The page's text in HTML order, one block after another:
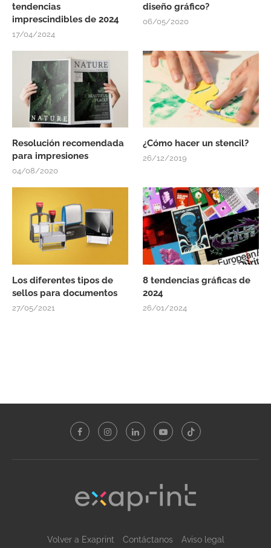
tendencias
imprescindibles de 2024
17/04/2024
diseño gráfico?
06/05/2020
Resolución recomendada
para impresiones
04/08/2020
¿Cómo hacer un stencil?
26/12/2019
Los diferentes tipos de
sellos para documentos
27/05/2021
8 tendencias gráficas de
2024
26/01/2024
Volver a Exaprint Contáctanos Aviso legal